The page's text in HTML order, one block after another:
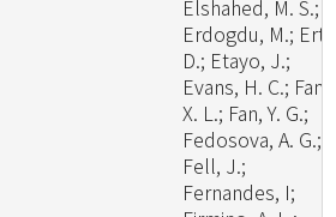
Elshahed, M. S.;
Erdogdu, M.;
D.; Etayo, J.;
Evans, H. C.; Fan,
X. L.; Fan, Y. G.;
Fedosova, A. G.;
Fell, J.;
Fernandes, I;